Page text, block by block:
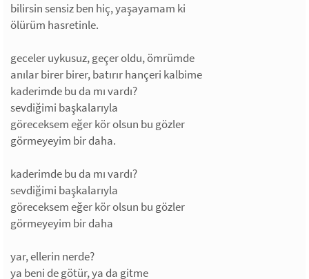
bilirsin sensiz ben hiç, yaşayamam ki
ölürüm hasretinle.
geceler uykusuz, geçer oldu, ömrümde
anılar birer birer, batırır hançeri kalbime
kaderimde bu da mı vardı?
sevdiğimi başkalarıyla
göreceksem eğer kör olsun bu gözler
görmeyeyim bir daha.
kaderimde bu da mı vardı?
sevdiğimi başkalarıyla
göreceksem eğer kör olsun bu gözler
görmeyeyim bir daha
yar, ellerin nerde?
ya beni de götür, ya da gitme